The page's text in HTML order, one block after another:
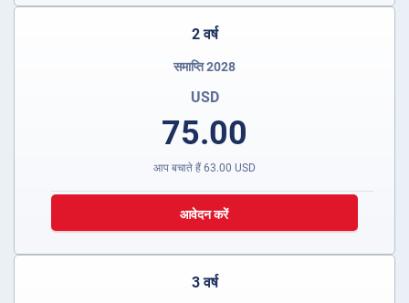
2 वर्ष
समाप्ति 2028
USD
75.00
आप बचाते हैं 63.00 USD
आवेदन करें
3 वर्ष